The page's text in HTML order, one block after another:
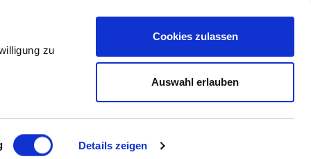
zu
Details zeigen
Cookies zulassen
Auswahl erlauben